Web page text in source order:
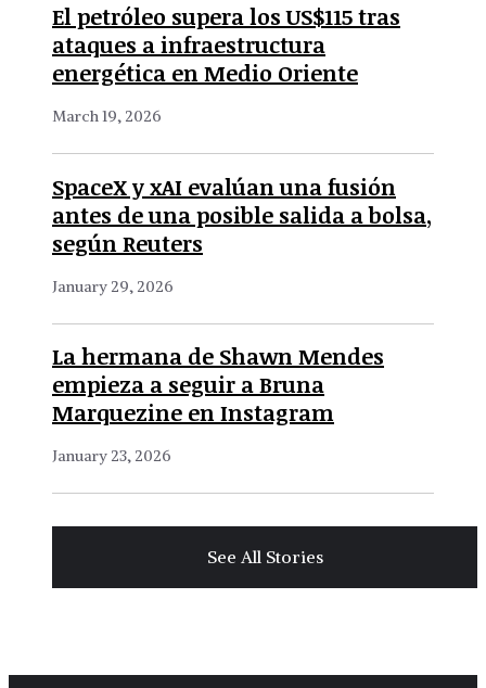
El petróleo supera los US$115 tras
ataques a infraestructura
energética en Medio Oriente
March 19, 2026
SpaceX y xAI evalúan una fusión
antes de una posible salida a bolsa,
según Reuters
January 29, 2026
La hermana de Shawn Mendes
empieza a seguir a Bruna
Marquezine en Instagram
January 23, 2026
See All Stories